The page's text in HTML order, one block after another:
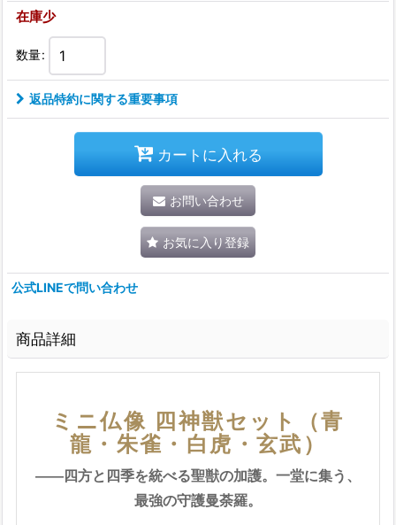
在庫少
数量:
返品特約に関する重要事項
カートに入れる
お問い合わせ
お気に入り登録
公式LINEで問い合わせ
商品詳細
ミニ仏像 四神獣セット（青
龍・朱雀・白虎・玄武）
――四方と四季を統べる聖獣の加護。一堂に集う、
最強の守護曼荼羅。